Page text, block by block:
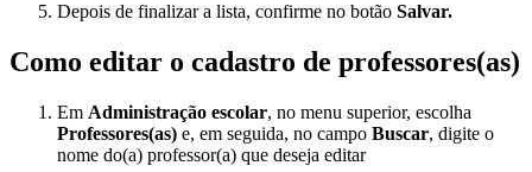
Depois de finalizar a lista, confirme no botão Salvar.
Como editar o cadastro de professores(as)
Em Administração escolar, no menu superior, escolha
Professores(as) e, em seguida, no campo Buscar, digite o
nome do(a) professor(a) que deseja editar